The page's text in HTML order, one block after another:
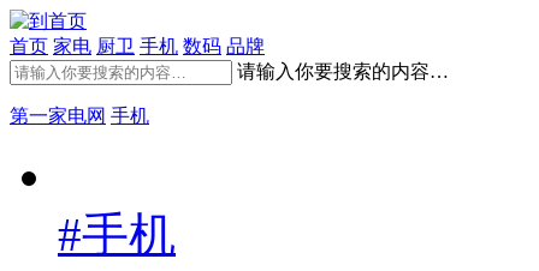
首页 家电 厨卫 手机 数码 品牌
请输入你要搜索的内容…
第一家电网 手机
#手机